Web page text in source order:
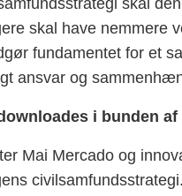
skal
skal have nemmere
fundamentet for et
ansvar og
i bunden af
Mai Mercado og
civilsamfundsstrategi.